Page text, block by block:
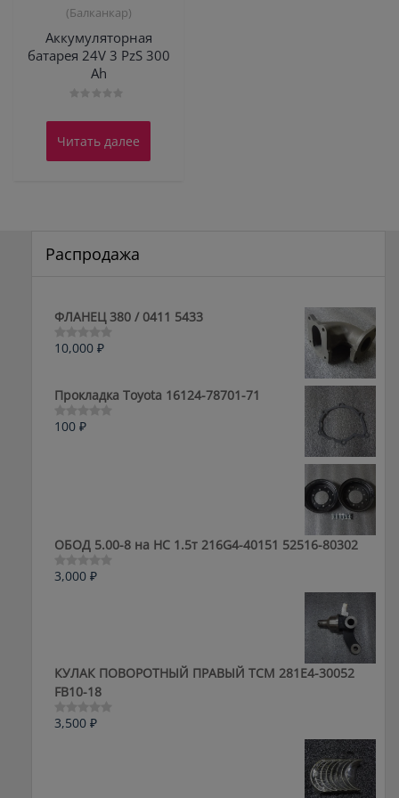
(Балканкар)
Аккумуляторная
батарея 24V 3 PzS 300
Ah
0
5
Читать далее
Распродажа
ФЛАНЕЦ 380 / 0411 5433
Оценка
5
10,000 ₽
Прокладка Toyota 16124-78701-71
Оценка
100 ₽
ОБОД 5.00-8 на HC 1.5т 216G4-40151 52516-80302
Оценка
3,000 ₽
КУЛАК ПОВОРОТНЫЙ ПРАВЫЙ ТСМ 281E4-30052
FB10-18
Оценка
3,500 ₽